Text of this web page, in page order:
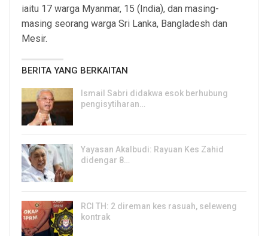
iaitu 17 warga Myanmar, 15 (India), dan masing-
masing seorang warga Sri Lanka, Bangladesh dan
Mesir.
BERITA YANG BERKAITAN
Ismail Sabri didakwa esok berhubung
pengisytiharan…
Yayasan Akalbudi: Rayuan Kes Zahid
didengar 8…
RCI TH: 2 direman kes rasuah, seleweng
kontrak